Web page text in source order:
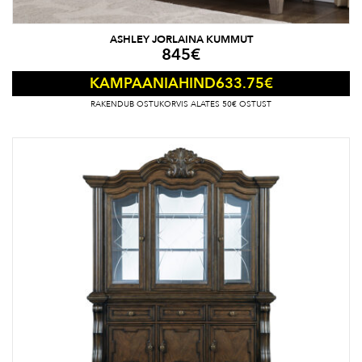
ASHLEY JORLAINA KUMMUT
845€
KAMPAANIAHIND633.75€
RAKENDUB OSTUKORVIS ALATES 50€ OSTUST